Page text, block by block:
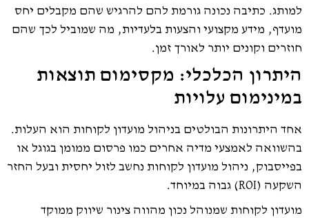
למותג. כתיבה נכונה גורמת להם להרגיש שהם מקבלים יחס
מועדף, מידע מקצועי והצעות בלעדיות, מה שמוביל לכך שהם
חוזרים וקונים יותר לאורך זמן.
היתרון הכלכלי: מקסימום תוצאות
במינימום עלויות
אחד היתרונות הבולטים בניהול מועדון לקוחות הוא העלות.
בהשוואה לאמצעי מדיה אחרים כמו פרסום ממומן בגוגל או
בפייסבוק, ניהול מועדון לקוחות נחשב לזול יחסית ובעל החזר
השקעה (ROI) גבוה במיוחד.
מועדון לקוחות שמנוהל נכון מהווה צינור שיווק ממוקד